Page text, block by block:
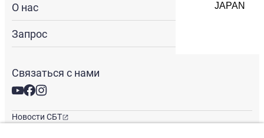
О нас
Запрос
Связаться с нами
Новости СБТ